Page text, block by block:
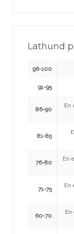
Lathund
96-100
91-95
86-90
En
81-85
76-80
En
71-75
En
60-70